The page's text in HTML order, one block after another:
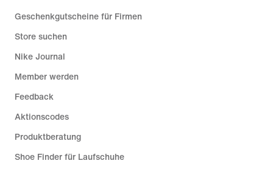
Geschenkgutscheine für Firmen
Store suchen
Nike Journal
Member werden
Feedback
Aktionscodes
Produktberatung
Shoe Finder für Laufschuhe